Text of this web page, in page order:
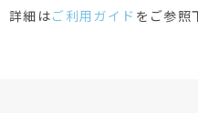
詳細はご利用ガイド をご参照